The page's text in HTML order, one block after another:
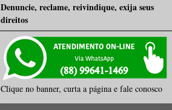
Denuncie, reclame, reivindique, exija seus
direitos
Clique no banner, curta a página e fale conosco